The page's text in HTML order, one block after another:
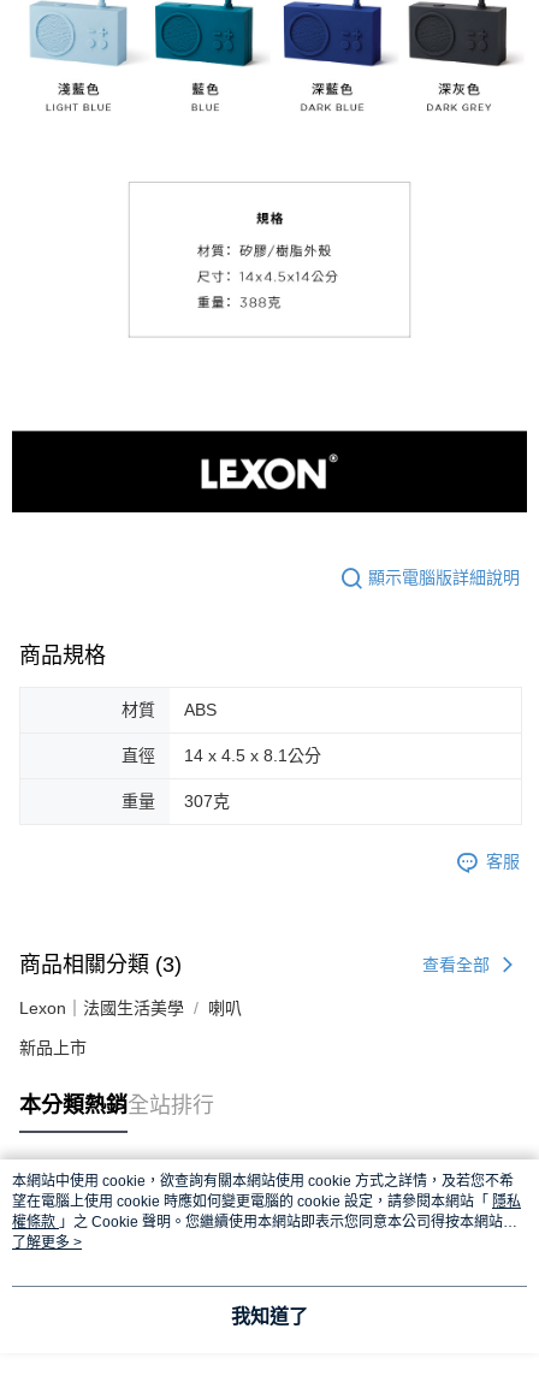
顯示電腦版詳細說明
商品規格
材質 ABS
直徑 14 x 4.5 x 8.1公分
重量 307克
客服
商品相關分類 (3) 查看全部
Lexon｜法國生活美學 喇叭
新品上市
本分類熱銷全站排行
熱門標籤
本網站中使用 cookie，欲查詢有關本網站使用 cookie 方式之詳情，及若您不希
望在電腦上使用 cookie 時應如何變更電腦的 cookie 設定，請參閱本網站「 隱私
權條款 」之 Cookie 聲明。您繼續使用本網站即表示您同意本公司得按本網站使
用條款之 Cookie 聲明使用 cookie。
了解更多 >
我知道了